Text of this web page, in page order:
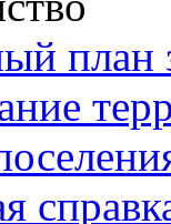
план